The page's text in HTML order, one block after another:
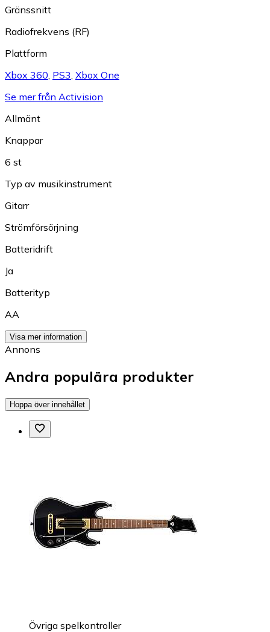
Gränssnitt
Radiofrekvens (RF)
Plattform
Xbox 360, PS3, Xbox One
Se mer från Activision
Allmänt
Knappar
6 st
Typ av musikinstrument
Gitarr
Strömförsörjning
Batteridrift
Ja
Batterityp
AA
Visa mer information
Annons
Andra populära produkter
Hoppa över innehållet
Övriga spelkontroller